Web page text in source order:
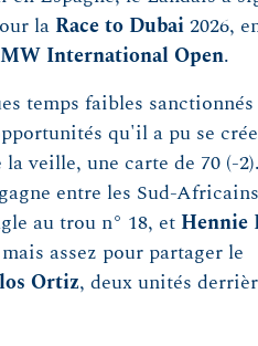
laRace to Dubai2026,
International Open.
temps faibles sanctionnés
qu'il a pu se
veille, une carte de 70 (-2).
entre les Sud-Africains
au trou n° 18, et Hennie
assez pour partager le
Ortiz, deux unités